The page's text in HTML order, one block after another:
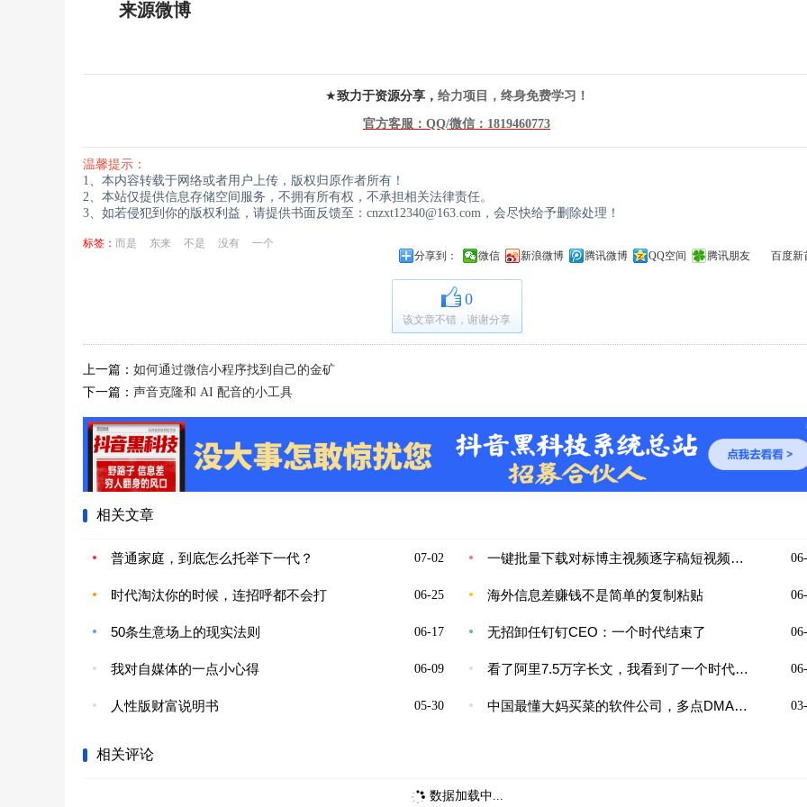
来源微博
★致力于资源分享， 给力项目，终身免费学习！
官方客服：QQ/微信： 1819460773
温馨提示：
1、本内容转载于网络或者用户上传，版权归原作者所有！
2、本站仅提供信息存储空间服务，不拥有所有权，不承担相关法律责任。
3、如若侵犯到你的版权利益，请提供书面反馈至：cnzxt12340@163.com，会尽快给予删除处理！
标签： 而是 东来 不是 没有
一个
分享到：
微信 新浪微博 腾讯微博 QQ空间 腾讯朋友 百度新
0
该文章不错，谢谢分享
上一篇： 如何通过微信小程序找到自己的金矿
下一篇： 声音克隆和 AI 配音的小工具
相关文章
07-02
普通家庭，到底怎么托举下一代？ 一键批量下载对标博主视频逐字稿短视频效率翻倍
06-25
时代淘汰你的时候，连招呼都不会打 海外信息差赚钱不是简单的复制粘贴
06-17
50条生意场上的现实法则 无招卸任钉钉CEO：一个时代结束了
06-09
我对自媒体的一点小心得 看了阿里7.5万字长文，我看到了一个时代的结束
05-30
人性版财富说明书 中国最懂大妈买菜的软件公司，多点DMALL把AI智能体放到了台前
相关评论
数据加载中...